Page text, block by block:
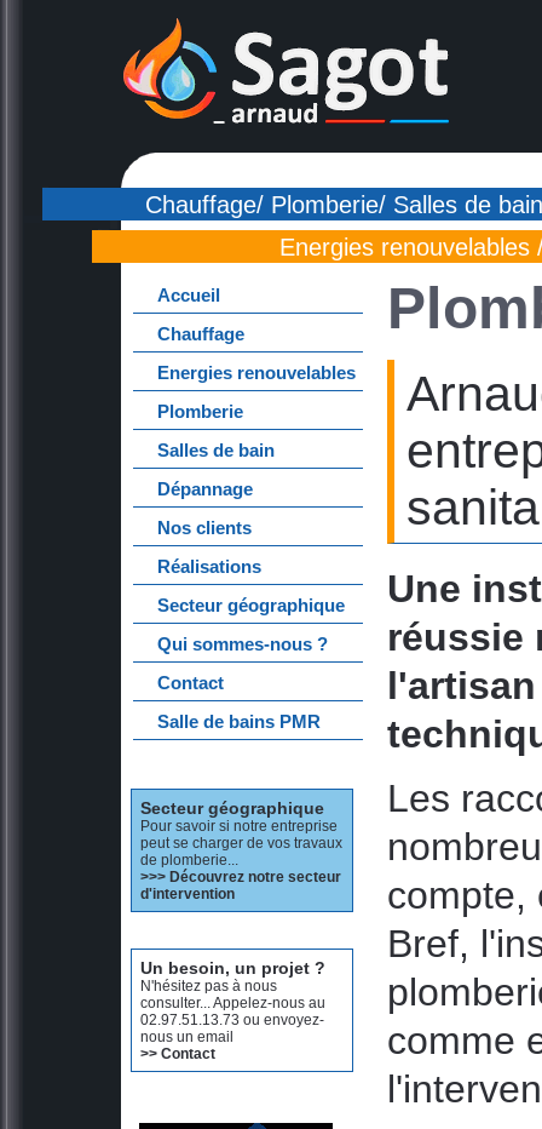
Chauffage/ Plomberie/ Salles de
Energies
Accueil
Chauffage
Energies renouvelables
Plomberie
Salles de bain
Dépannage
Nos clients
Réalisations
Secteur géographique
Qui sommes-nous ?
Contact
Salle de bains PMR
Secteur géographique
Pour savoir si notre entreprise
peut se charger de vos travaux
de plomberie...
>>> Découvrez notre secteur
d'intervention
Un besoin, un projet ?
N'hésitez pas à nous
consulter... Appelez-nous au
02.97.51.13.73 ou envoyez-
nous un email
>> Contact
Une
réussie
Les
compte,
Bref,
comme